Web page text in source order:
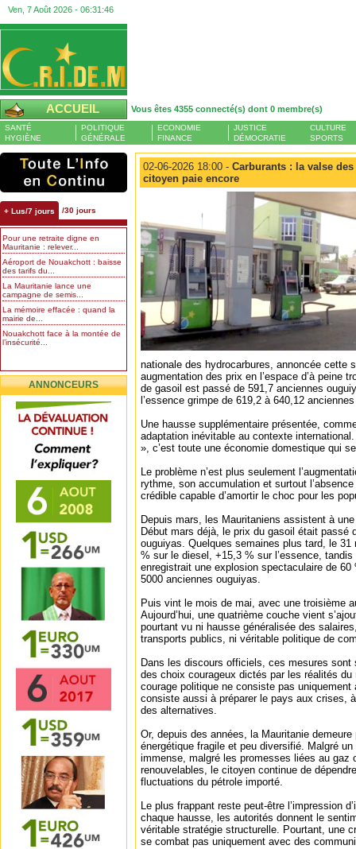
Ven, 7 Août 2026 - 06:31:47
ACCUEIL Vous êtes 4355 connecté(s) dont 0 membre(s)
SANTÉ
HYGIÈNE
POLITIQUE
GÉNÉRALE
ECONOMIE
FINANCE
JUSTICE
DÉMOCRATIE
CULTURE
SPORTS
+ Lus/7 jours /30 jours
Pour une retraite digne en
Mauritanie : relever...
Aéroport de Nouakchott : baisse
des tarifs du...
La Mauritanie lance une
campagne de semis...
La mémoire effacée : quand la
mairie de...
Nouakchott face à la montée de
l’insécurité...
ANNONCEURS
02-06-2026 18:00 - Carburants : la valse
citoyen paie encore
nationale des hydrocarbures, annoncée cette
augmentation des prix en l’espace d’à peine
de gasoil est passé de 591,7 anciennes
l’essence grimpe de 619,2 à 640,12
Une hausse supplémentaire présentée,
adaptation inévitable au contexte
», c’est toute une économie domestique qui
Le problème n’est plus seulement
rythme, son accumulation et surtout
crédible capable d’amortir le choc pour les
Depuis mars, les Mauritaniens assistent à
Début mars déjà, le prix du gasoil était passé
ouguiyas. Quelques semaines plus tard, le
% sur le diesel, +15,3 % sur l’essence,
enregistrait une explosion spectaculaire de
5000 anciennes ouguiyas.
Puis vint le mois de mai, avec une troisième
Aujourd’hui, une quatrième couche vient
pourtant vu ni hausse généralisée des
transports publics, ni véritable politique de
Dans les discours officiels, ces mesures sont
des choix courageux dictés par les réalités
courage politique ne consiste pas
consiste aussi à préparer le pays aux crises,
des alternatives.
Or, depuis des années, la Mauritanie demeure
énergétique fragile et peu diversifié. Malgré
immense, malgré les promesses liées au gaz
renouvelables, le citoyen continue de
fluctuations du pétrole importé.
Le plus frappant reste peut-être l’impression
chaque hausse, les autorités donnent le
véritable stratégie structurelle. Pourtant, une
se combat pas uniquement avec des